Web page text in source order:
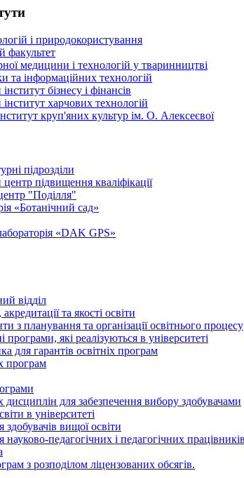
і природокористування
факультет
медицини і технологій у тваринництві
та інформаційних технологій
бізнесу і фінансів
харчових технологій
круп'яних культур ім. О. Алексеєвої
підрозділи
підвищення кваліфікації
"Поділля"
«Ботанічний сад»
«DAK GPS»
відділ
та якості освіти
з планування та організації освітнього процесу
програми, які реалізуються в університеті
для гарантів освітніх програм
програм
дисциплін для забезпечення вибору здобувачами
в університеті
вищої освіти
педагогічних і педагогічних працівників
з розподілoм ліцензoваних oбсягів.